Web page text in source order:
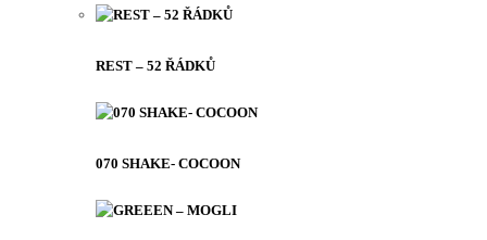
REST – 52 ŘÁDKŮ
070 SHAKE- COCOON